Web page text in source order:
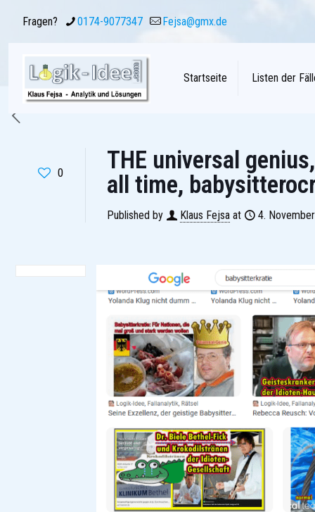
Fragen? 0174-9077347 Fejsa@gmx.de
Startseite Listen der
0
THE universal
all time,
Published by Klaus Fejsa at 4.